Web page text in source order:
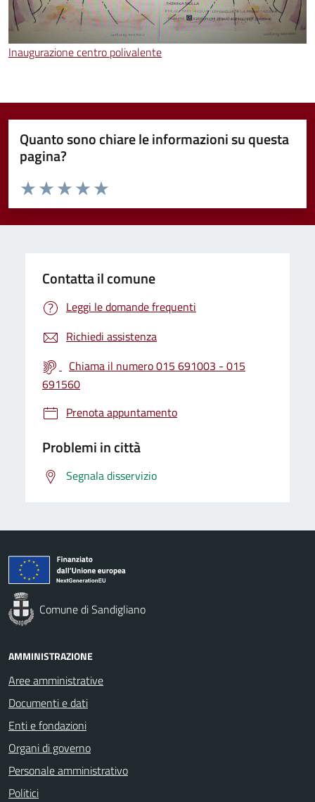
Inaugurazione centro polivalente
Quanto sono chiare le informazioni su questa
pagina?
Valuta da 1 a 5 stelle la pagina
Valuta 5 stelle su 5
Valuta 4 stelle su 5
Valuta 3 stelle su 5
Valuta 2 stelle su 5
Valuta 1 stelle su 5
Contatta il comune
Leggi le domande frequenti
Richiedi assistenza
Chiama il numero 015 691003 - 015
691560
Prenota appuntamento
Problemi in città
Segnala disservizio
Comune di Sandigliano
AMMINISTRAZIONE
Aree amministrative
Documenti e dati
Enti e fondazioni
Organi di governo
Personale amministrativo
Politici